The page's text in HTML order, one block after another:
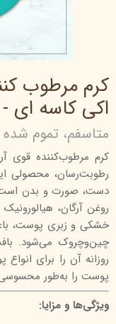
اکی کاسه ای - 250 میلی لیتر
متاسفم، تموم شده
رطوبت‌رسان، محصولی
دست، صورت و بدن است.
روغن آرگان،
خشکی و زبری پوست،
چین‌وچروک می‌شود.
روزانه آن را برای
پوست را به‌طور
ویژگی‌ها و مزایا: